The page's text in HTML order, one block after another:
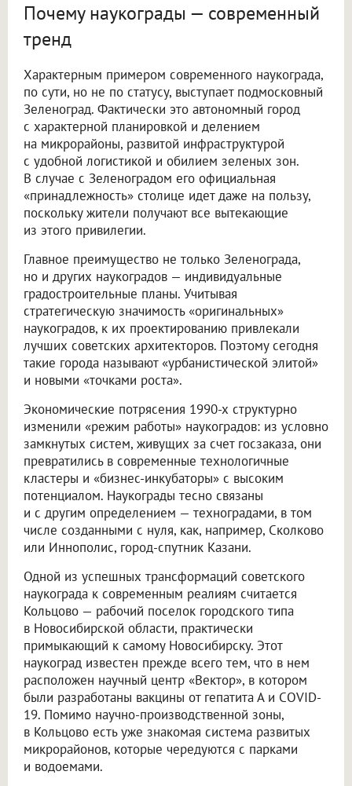
Почему наукограды — современный
тренд
Характерным примером современного наукограда,
по сути, но не по статусу, выступает подмосковный
Зеленоград. Фактически это автономный город
с характерной планировкой и делением
на микрорайоны, развитой инфраструктурой
с удобной логистикой и обилием зеленых зон.
В случае с Зеленоградом его официальная
«принадлежность» столице идет даже на пользу,
поскольку жители получают все вытекающие
из этого привилегии.
Главное преимущество не только Зеленограда,
но и других наукоградов — индивидуальные
градостроительные планы. Учитывая
стратегическую значимость «оригинальных»
наукоградов, к их проектированию привлекали
лучших советских архитекторов. Поэтому сегодня
такие города называют «урбанистической элитой»
и новыми «точками роста».
Экономические потрясения 1990-х структурно
изменили «режим работы» наукоградов: из условно
замкнутых систем, живущих за счет госзаказа, они
превратились в современные технологичные
кластеры и «бизнес-инкубаторы» с высоким
потенциалом. Наукограды тесно связаны
и с другим определением — техноградами, в том
числе созданными с нуля, как, например, Сколково
или Иннополис, город-спутник Казани.
Одной из успешных трансформаций советского
наукограда к современным реалиям считается
Кольцово — рабочий поселок городского типа
в Новосибирской области, практически
примыкающий к самому Новосибирску. Этот
наукоград известен прежде всего тем, что в нем
расположен научный центр «Вектор», в котором
были разработаны вакцины от гепатита А и COVID-
19. Помимо научно-производственной зоны,
в Кольцово есть уже знакомая система развитых
микрорайонов, которые чередуются с парками
и водоемами.